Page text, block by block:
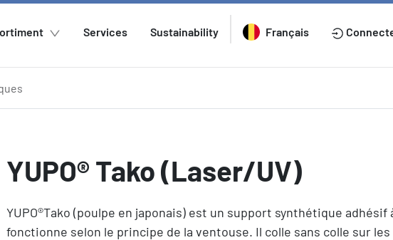
Services Sustainability Français
YUPO® Tako (Laser/UV)
YUPO®Tako (poulpe en japonais) est un support synthétique adhésif
fonctionne selon le principe de la ventouse. Il colle sans colle sur